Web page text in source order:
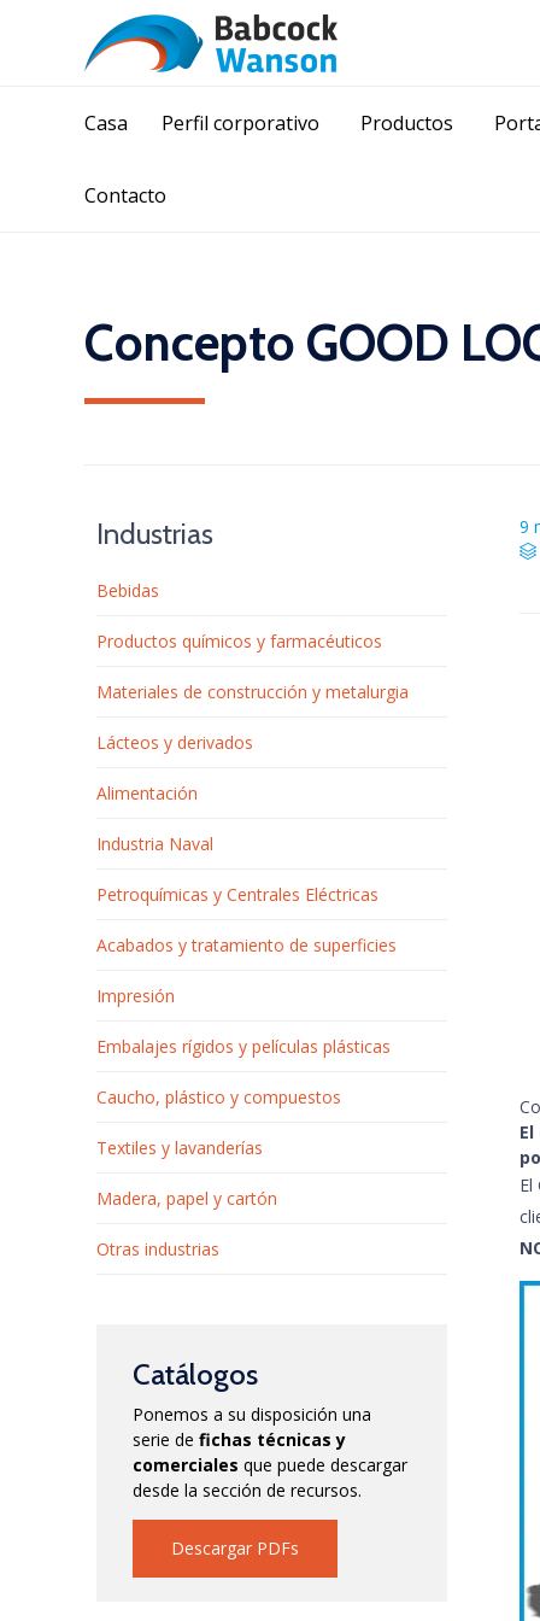
Casa Perfil corporativo Productos
Contacto
Concepto GOOD
9

Industrias
Bebidas
Productos químicos y farmacéuticos
Materiales de construcción y metalurgia
Lácteos y derivados
Alimentación
Industria Naval
Petroquímicas y Centrales Eléctricas
Acabados y tratamiento de superficies
Impresión
Embalajes rígidos y películas plásticas
Caucho, plástico y compuestos
Textiles y lavanderías
Madera, papel y cartón
Otras industrias
Catálogos
Ponemos a su disposición una
serie de fichas técnicas y
comerciales que puede descargar
desde la sección de recursos.
Descargar PDFs